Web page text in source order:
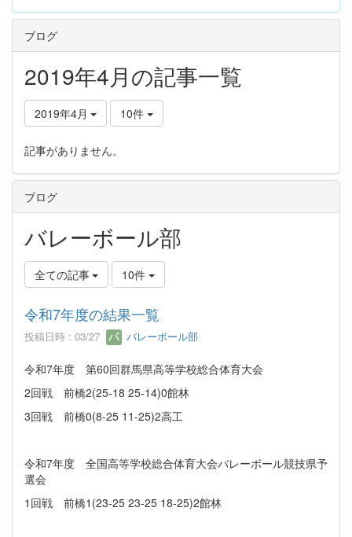
ブログ
2019年4月の記事一覧
2019年4月 10件
記事がありません。
ブログ
バレーボール部
全ての記事 10件
令和7年度の結果一覧
投稿日時 : 03/27 バレーボール部
令和7年度 第60回群馬県高等学校総合体育大会
2回戦 前橋2(25-18 25-14)0館林
3回戦 前橋0(8-25 11-25)2高工
令和7年度 全国高等学校総合体育大会バレーボール競技県予
選会
1回戦 前橋1(23-25 23-25 18-25)2館林